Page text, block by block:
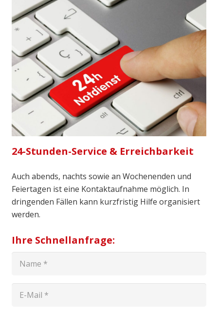
24-Stunden-Service & Erreichbarkeit
Auch abends, nachts sowie an Wochenenden und
Feiertagen ist eine Kontaktaufnahme möglich. In
dringenden Fällen kann kurzfristig Hilfe organisiert
werden.
Ihre Schnellanfrage: